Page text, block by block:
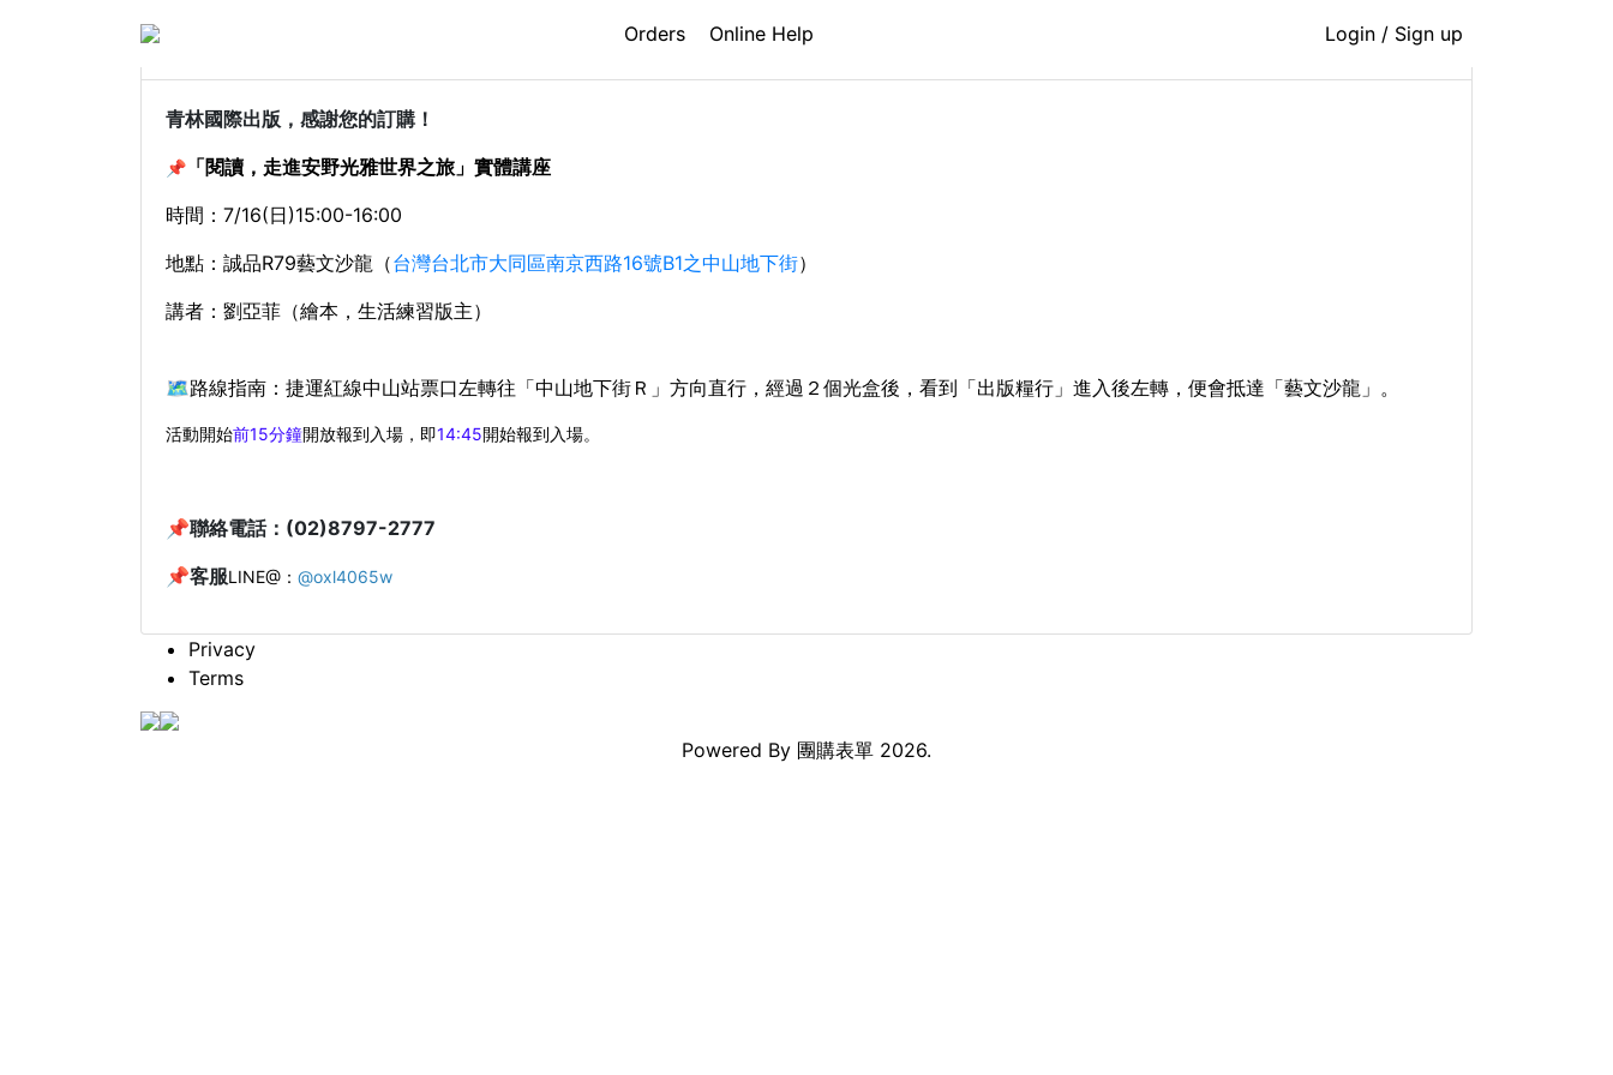
Orders Online Help Login / Sign up
【閱讀，走進安野光雅的世界之旅】《旅之繪本1-5輯》新書講座報名
青林國際出版，感謝您的訂購！
📌 「閱讀，走進安野光雅世界之旅」實體講座
時間：7/16(日)15:00-16:00
地點：誠品R79藝文沙龍（台灣台北市大同區南京西路16號B1之中山地下街）
講者：劉亞菲（繪本，生活練習版主）
🗺路線指南：捷運紅線中山站票口左轉往「中山地下街Ｒ」方向直行，經過２個光盒後，看到「出版糧行」進入後左轉，便會抵達「藝文沙龍」。
活動開始前15分鐘開放報到入場，即14:45開始報到入場。
📌聯絡電話：(02)8797-2777
📌客服LINE@： @oxl4065w
Privacy
Terms
Powered By 團購表單 2026.